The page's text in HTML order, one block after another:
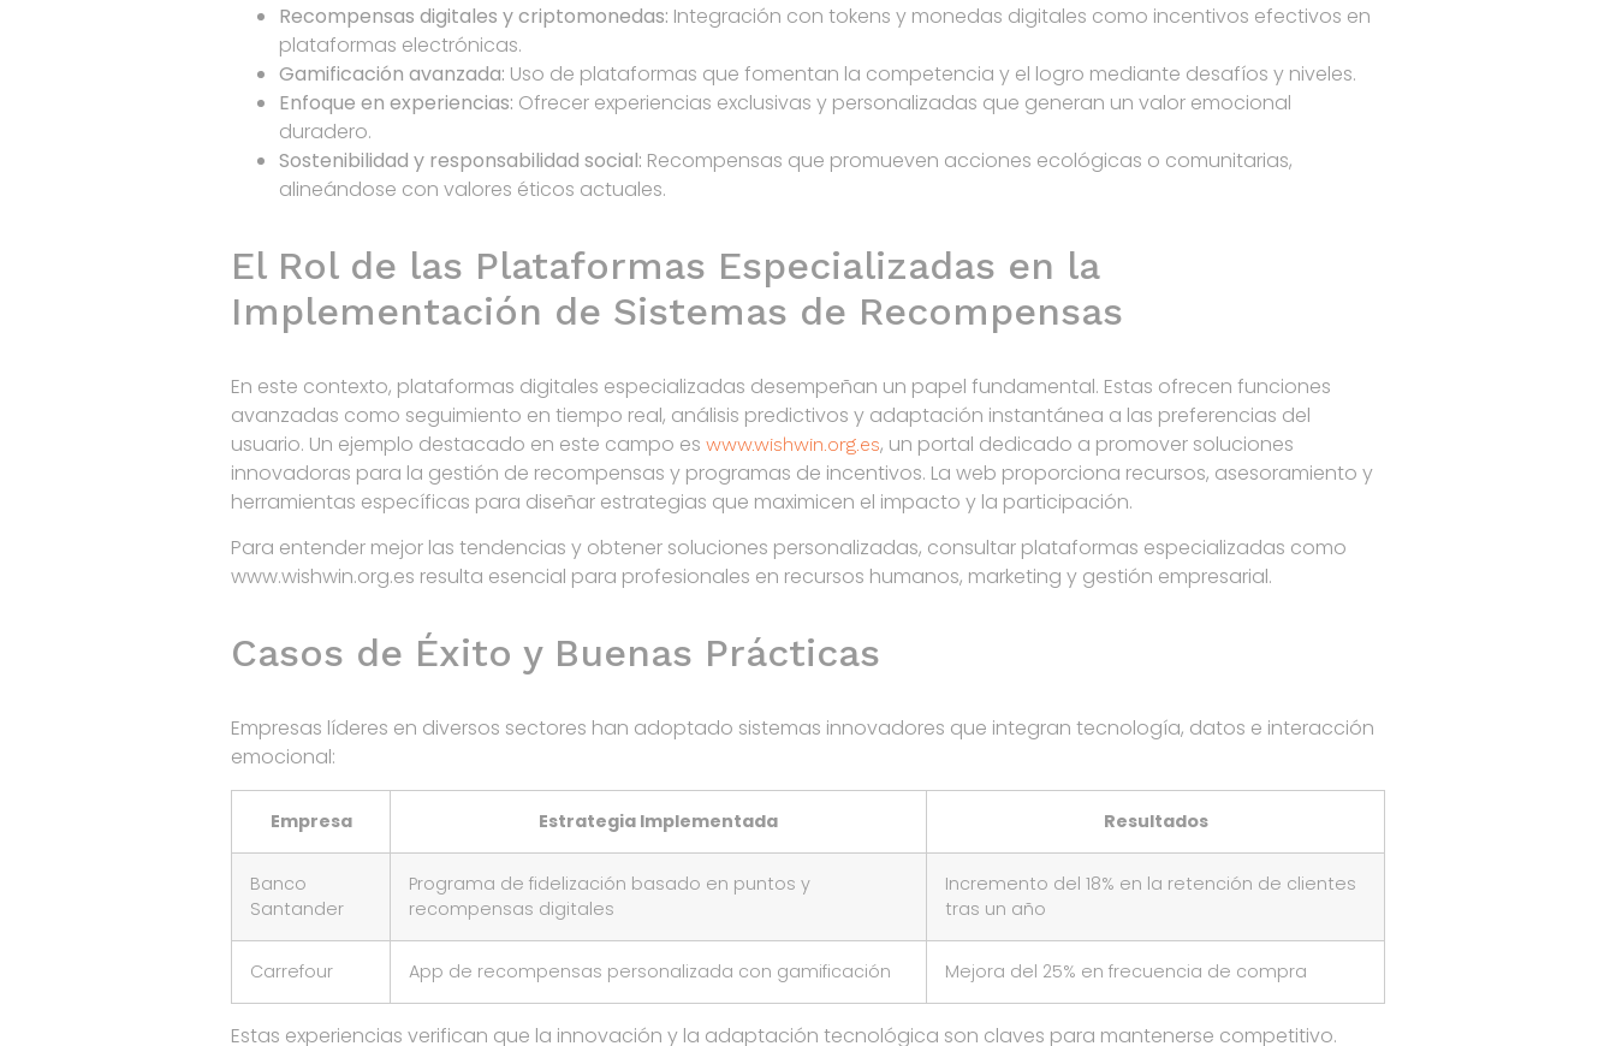
Recompensas digitales y criptomonedas: Integración con tokens y monedas digitales como incentivos efectivos en
plataformas electrónicas.
Gamificación avanzada: Uso de plataformas que fomentan la competencia y el logro mediante desafíos y niveles.
Enfoque en experiencias: Ofrecer experiencias exclusivas y personalizadas que generan un valor emocional
duradero.
Sostenibilidad y responsabilidad social: Recompensas que promueven acciones ecológicas o comunitarias,
alineándose con valores éticos actuales.
El Rol de las Plataformas Especializadas en la
Implementación de Sistemas de Recompensas
En este contexto, plataformas digitales especializadas desempeñan un papel fundamental. Estas ofrecen funciones
avanzadas como seguimiento en tiempo real, análisis predictivos y adaptación instantánea a las preferencias del
usuario. Un ejemplo destacado en este campo es www.wishwin.org.es, un portal dedicado a promover soluciones
innovadoras para la gestión de recompensas y programas de incentivos. La web proporciona recursos, asesoramiento y
herramientas específicas para diseñar estrategias que maximicen el impacto y la participación.
Para entender mejor las tendencias y obtener soluciones personalizadas, consultar plataformas especializadas como
www.wishwin.org.es resulta esencial para profesionales en recursos humanos, marketing y gestión empresarial.
Casos de Éxito y Buenas Prácticas
Empresas líderes en diversos sectores han adoptado sistemas innovadores que integran tecnología, datos e interacción
emocional:
Empresa Estrategia Implementada Resultados
Banco
Santander
Programa de fidelización basado en puntos y
recompensas digitales
Incremento del 18% en la retención de clientes
tras un año
Carrefour App de recompensas personalizada con gamificación Mejora del 25% en frecuencia de compra
Estas experiencias verifican que la innovación y la adaptación tecnológica son claves para mantenerse competitivo.